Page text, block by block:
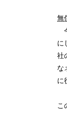
無
に
社
な
に
こ